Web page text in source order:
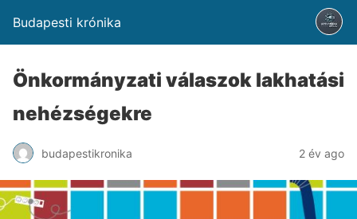
Budapesti krónika
Önkormányzati válaszok lakhatási
nehézségekre
budapestikronika 2 év ago